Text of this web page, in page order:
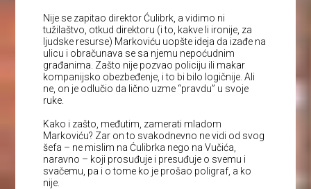
Nije se zapitao direktor Ćulibrk, a vidimo ni
tužilaštvo, otkud direktoru (i to, kakve li ironije, za
ljudske resurse) Markoviću uopšte ideja da izađe na
ulicu i obračunava se sa njemu nepoćudnim
građanima. Zašto nije pozvao policiju ili makar
kompanijsko obezbeđenje, i to bi bilo logičnije. Ali
ne, on je odlučio da lično uzme “pravdu” u svoje
ruke.
Kako i zašto, međutim, zamerati mladom
Markoviću? Zar on to svakodnevno ne vidi od svog
šefa – ne mislim na Ćulibrka nego na Vučića,
naravno – koji prosuđuje i presuđuje o svemu i
svačemu, pa i o tome ko je prošao poligraf, a ko
nije.